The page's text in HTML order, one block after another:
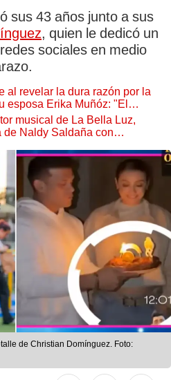
sus 43 años junto a sus
, quien le dedicó un
sociales en medio
al revelar la dura razón por la
esposa Erika Muñóz: "El
musical de La Bella Luz,
de Naldy Saldaña con
de Christian Domínguez. Foto: